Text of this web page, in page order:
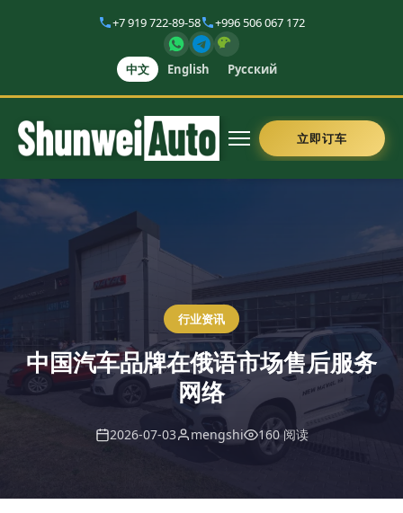
+7 919 722-89-58 +996 506 067 172
中文 English Русский
立即订车
行业资讯
中国汽车品牌在俄语市场售后服务
网络
2026-07-03 mengshi 160 阅读